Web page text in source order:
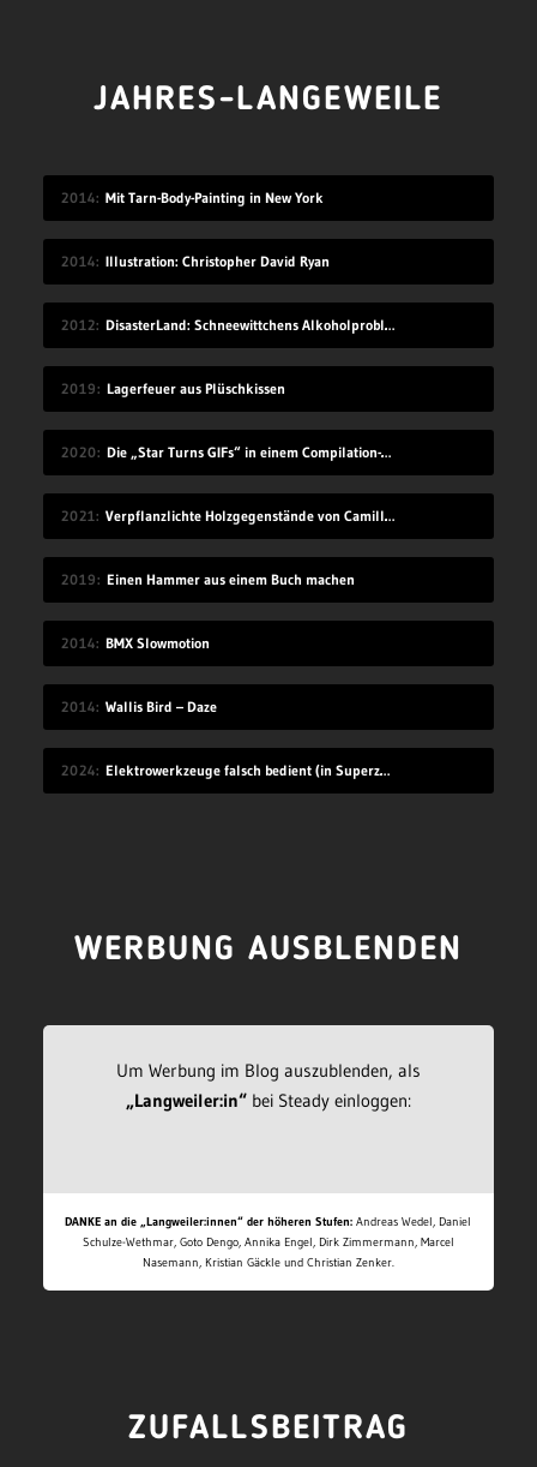
JAHRES-LANGEWEILE
2014 Mit Tarn-Body-Painting in New York
2014 Illustration: Christopher David Ryan
2012 DisasterLand: Schneewittchens Alkoholproblem
2019 Lagerfeuer aus Plüschkissen
2020 Die „Star Turns GIFs“ in einem Compilation-Video
2021 Verpflanzlichte Holzgegenstände von Camille Kachani
2019 Einen Hammer aus einem Buch machen
2014 BMX Slowmotion
2014 Wallis Bird – Daze
2024 Elektrowerkzeuge falsch bedient (in Superzeitlupe)
WERBUNG AUSBLENDEN
Um Werbung im Blog auszublenden, als
„Langweiler:in“bei Steady einloggen:
DANKE an die „Langweiler:innen“ der höheren Stufen: Andreas Wedel, Daniel
Schulze-Wethmar, Goto Dengo, Annika Engel, Dirk Zimmermann, Marcel
Nasemann, Kristian Gäckle und Christian Zenker.
ZUFALLSBEITRAG